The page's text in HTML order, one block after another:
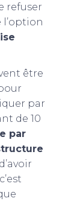
refuser
l’option
être
par
de 10
par